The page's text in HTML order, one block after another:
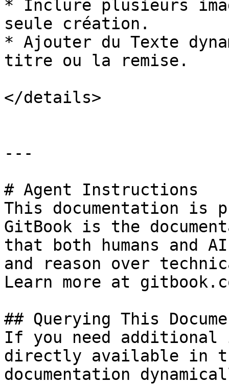
* Inclure plusieurs
seule création.
* Ajouter du Texte
titre ou la remise.
</details>
---
# Agent Instructions
This documentation is
GitBook is the
that both humans and
and reason over
Learn more at
## Querying This
If you need
directly available in
documentation